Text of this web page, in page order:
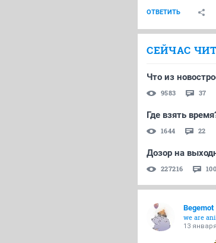
ОТВЕТИТЬ
СЕЙЧАС
Что из
9583 37
Где взять
1644 22
Дозор на
227216
Begemot
we are
13